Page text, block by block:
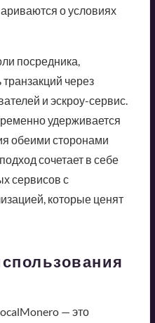
о условиях
посредника,
через
и эскроу-сервис.
удерживается
обеими сторонами
сочетает в себе
сервисов с
которые ценят
— это